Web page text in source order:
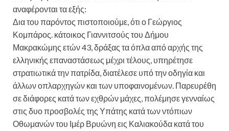
αναφέρονται τα εξής:
Δια του παρόντος πιστοποιούμε, ότι ο Γεώργιος
Κομπάρος. κάτοικος Γιαννιτσούς του Δήμου
Μακρακώμης ετών 43, δράξας τα όπλα από αρχής της
ελληνικής επαναστάσεως μέχρι τέλους, υπηρέτησε
στρατιωτικά την πατρίδα, διατέλεσε υπό την οδηγία και
άλλων οπλαρχηγών και των υποφαινομένων. Παρευρέθη
σε διάφορες κατά των εχθρών μάχες, πολέμησε γενναίως
στις δυο προσβολές της Υπάτης κατά των ντόπιων
Οθωμανών του Ιμέρ Βρυώνη εις Καλιακούδα κατά του